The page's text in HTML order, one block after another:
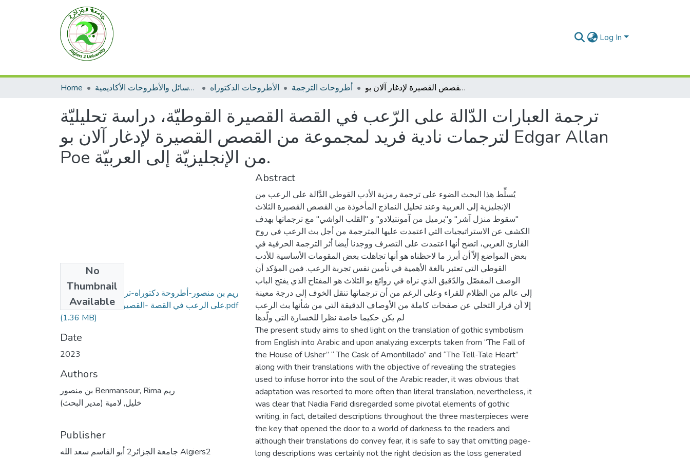
Log In
Home الرسائل والأطروحات الأكاديمية الأطروحات الدكتوراه أطروحات الترجمة ترجمة العبارات الدّالة على الرّعب في القصة القصيرة القوطيّة، دراسة تحليليّة لترجمات نادية فريد لمجموعة من القصص القصيرة لإدغار آلان بو Edgar Allan Poe من الإنجليزيّة إلى العربيّة.
ترجمة العبارات الدّالة على الرّعب في القصة القصيرة القوطيّة، دراسة تحليليّة
لترجمات نادية فريد لمجموعة من القصص القصيرة لإدغار آلان بو Edgar Allan
Poe من الإنجليزيّة إلى العربيّة.
No
Thumbnail
Available
ريم بن منصور-أطروحة دكتوراه-ترجمة العبارات الدالة
على الرعب في القصة -القصيرة القوطية مصححة.pdf
(1.36 MB)
Date
2023
Authors
بن منصور Benmansour, Rima ريم
خليل, لامية (مدير البحث)
Publisher
جامعة الجزائر2 أبو القاسم سعد الله Algiers2
Abstract
يُسلِّط هذا البحث الضوء على ترجمة رمزية الأدب القوطي الدَّالة على الرعب من
الإنجليزية إلى العربية وعند تحليل النماذج المأخوذة من القصص القصيرة الثلاث
"سقوط منزل آشر" و"برميل من آمونتيلادو" و "القلب الواشي" مع ترجماتها بهدف
الكشف عن الاستراتيجيات التي اعتمدت عليها المترجمة من أجل بث الرعب في روح
القارئ العربي، اتضح أنها اعتمدت على التصرف ووجدنا أيضا أثر الترجمة الحرفية في
بعض المواضع إلاّ أن أبرز ما لاحظناه هو أنها تجاهلت بعض المقومات الأساسية للأدب
القوطي التي تعتبر بالغة الأهمية في تأمين نفس تجربة الرعب. فمن المؤكد أن
الوصف المفصّل والدّقيق الذي نراه في روائع بو الثلاث هو المفتاح الذي يفتح الباب
إلى عالم من الظلام للقراء وعلى الرغم من أن ترجماتها تنقل الخوف إلى درجة معينة
إلا أن قرار التخلي عن صفحات كاملة من الأوصاف الدقيقة التي من شأنها بث الرعب
لم يكن حكيما خاصة نظرا للخسارة التي ولّدها
The present study aims to shed light on the translation of gothic symbolism
from English into Arabic and upon analyzing excerpts taken from “The Fall of
the House of Usher” “ The Cask of Amontillado” and “The Tell-Tale Heart”
along with their translations with the objective of revealing the strategies
used to infuse horror into the soul of the Arabic reader, it was obvious that
adaptation was resorted to more often than literal translation, nevertheless, it
was clear that Nadia Farid disregarded some pivotal elements of gothic
writing, in fact, detailed descriptions throughout the three masterpieces were
the key that opened the door to a world of darkness to the readers and
although their translations do convey fear, it is safe to say that omitting page-
long descriptions was certainly not the right decision as the loss generated